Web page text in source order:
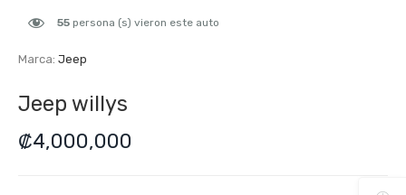
55 persona (s) vieron este auto
Marca: Jeep
Jeep willys
₡4,000,000